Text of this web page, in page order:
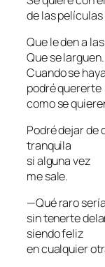
de las películas
Que le den a
Que se larguen.
Cuando se
podré quererte
como se
Podré dejar de
tranquila
si alguna vez
me sale.
—Qué raro
sin tenerte
siendo feliz
en cualquier